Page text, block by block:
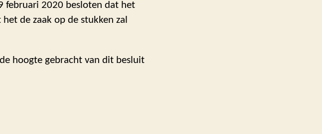
februari 2020 besloten dat het
de zaak op de stukken zal
hoogte gebracht van dit besluit